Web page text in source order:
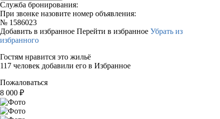
Служба бронирования:
При звонке назовите номер объявления:
№ 1586023
Добавить в избранное Перейти в избранное Убрать из
избранного
Гостям нравится это жильё
117 человек добавили его в Избранное
Пожаловаться
8 000 ₽